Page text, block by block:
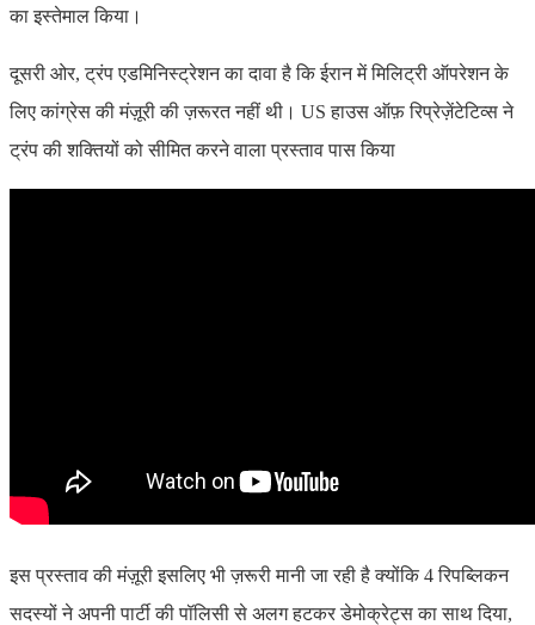
का इस्तेमाल किया।
दूसरी ओर, ट्रंप एडमिनिस्ट्रेशन का दावा है कि ईरान में मिलिट्री ऑपरेशन के
लिए कांग्रेस की मंज़ूरी की ज़रूरत नहीं थी। US हाउस ऑफ़ रिप्रेज़ेंटेटिव्स ने
ट्रंप की शक्तियों को सीमित करने वाला प्रस्ताव पास किया
इस प्रस्ताव की मंज़ूरी इसलिए भी ज़रूरी मानी जा रही है क्योंकि 4 रिपब्लिकन
सदस्यों ने अपनी पार्टी की पॉलिसी से अलग हटकर डेमोक्रेट्स का साथ दिया,